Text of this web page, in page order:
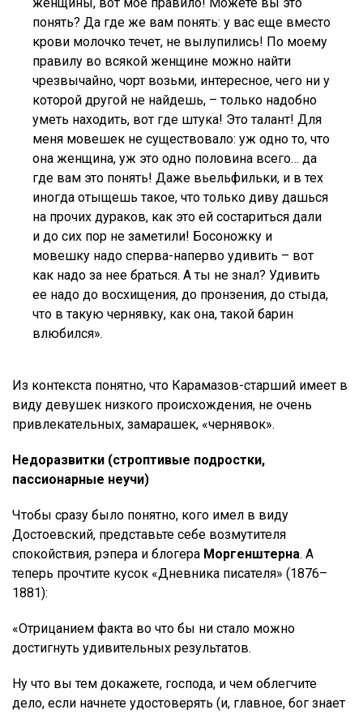
понять? Да где же вам понять: у вас еще вместо
крови молочко течет, не вылупились! По моему
правилу во всякой женщине можно найти
чрезвычайно, чорт возьми, интересное, чего ни у
которой другой не найдешь, – только надобно
уметь находить, вот где штука! Это талант! Для
меня мовешек не существовало: уж одно то, что
она женщина, уж это одно половина всего… да
где вам это понять! Даже вьельфильки, и в тех
иногда отыщешь такое, что только диву дашься
на прочих дураков, как это ей состариться дали
и до сих пор не заметили! Босоножку и
мовешку надо сперва-наперво удивить – вот
как надо за нее браться. А ты не знал? Удивить
ее надо до восхищения, до пронзения, до стыда,
что в такую чернявку, как она, такой барин
влюбился».
Из контекста понятно, что Карамазов-старший имеет в
виду девушек низкого происхождения, не очень
привлекательных, замарашек, «чернявок».
Недоразвитки (строптивые подростки,
пассионарные неучи)
Чтобы сразу было понятно, кого имел в виду
Достоевский, представьте себе возмутителя
спокойствия, рэпера и блогера Моргенштерна. А
теперь прочтите кусок «Дневника писателя» (1876–
1881):
«Отрицанием факта во что бы ни стало можно
достигнуть удивительных результатов.
Ну что вы тем докажете, господа, и чем облегчите
дело, если начнете удостоверять (и, главное, бог знает